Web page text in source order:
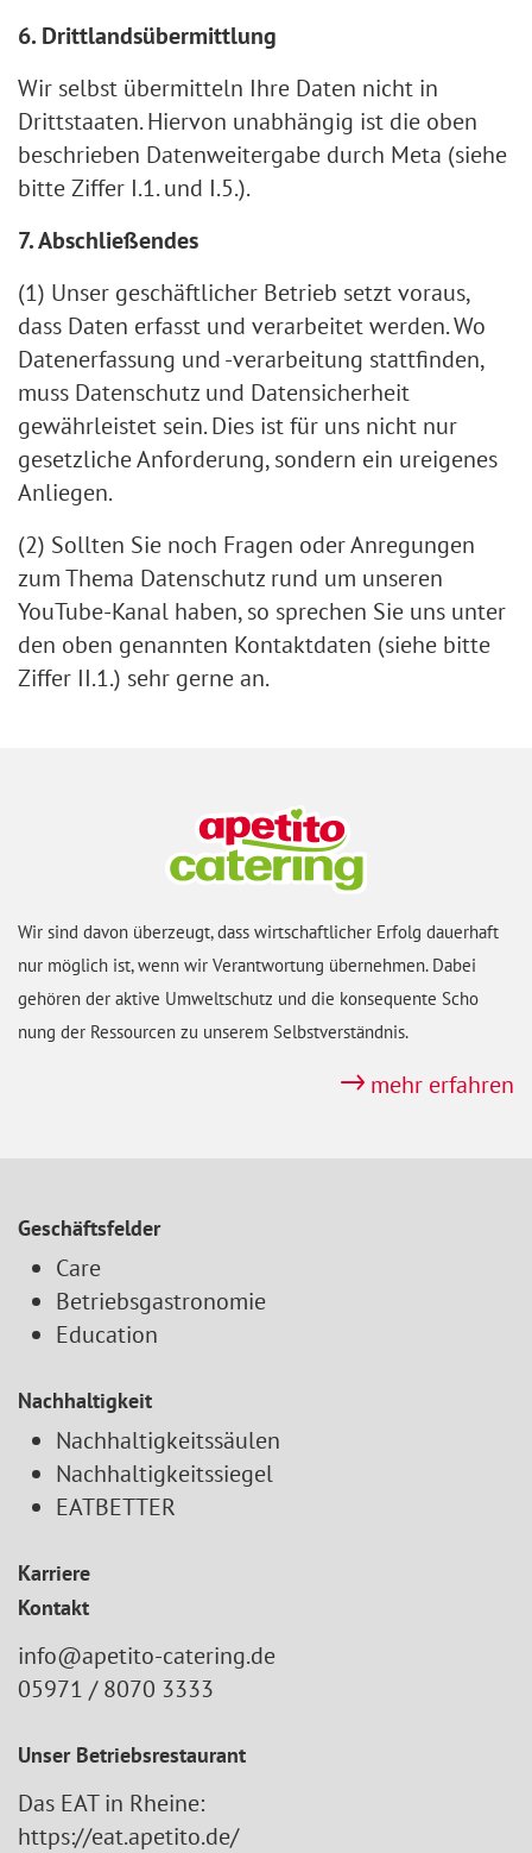
6. Drittlandsübermittlung
Wir selbst übermitteln Ihre Daten nicht in
Drittstaaten. Hiervon unabhängig ist die oben
beschrieben Datenweitergabe durch Meta (siehe
bitte Ziffer I.1. und I.5.).
7. Abschließendes
(1) Unser geschäftlicher Betrieb setzt voraus,
dass Daten erfasst und verarbeitet werden. Wo
Datenerfassung und -verarbeitung stattfinden,
muss Datenschutz und Datensicherheit
gewährleistet sein. Dies ist für uns nicht nur
gesetzliche Anforderung, sondern ein ureigenes
Anliegen.
(2) Sollten Sie noch Fragen oder Anregungen
zum Thema Datenschutz rund um unseren
YouTube-Kanal haben, so sprechen Sie uns unter
den oben genannten Kontaktdaten (siehe bitte
Ziffer II.1.) sehr gerne an.
Wir sind davon überzeugt, dass wirtschaftlicher Erfolg dauerhaft
nur möglich ist, wenn wir Verantwortung übernehmen. Dabei
gehören der aktive Umweltschutz und die konsequente Scho
nung der Ressourcen zu unserem Selbstverständnis.
mehr erfahren
Geschäftsfelder
Care
Betriebsgastronomie
Education
Nachhaltigkeit
Nachhaltigkeitssäulen
Nachhaltigkeitssiegel
EATBETTER
Karriere
Kontakt
info@apetito-catering.de
05971 / 8070 3333
Unser Betriebsrestaurant
Das EAT in Rheine:
https://eat.apetito.de/